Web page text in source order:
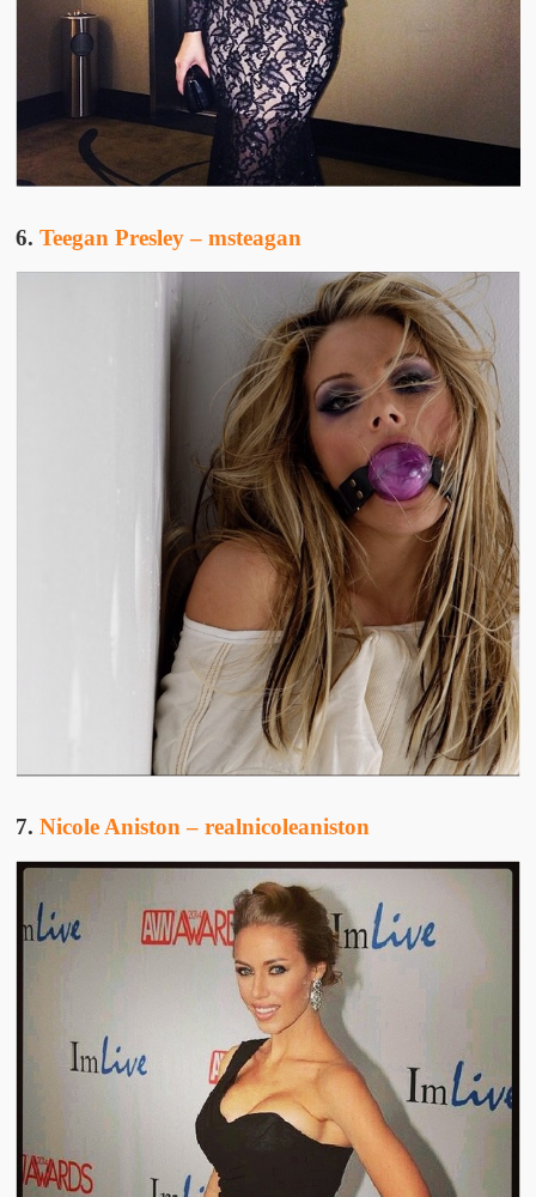
6. Teegan Presley – msteagan
7. Nicole Aniston – realnicoleaniston